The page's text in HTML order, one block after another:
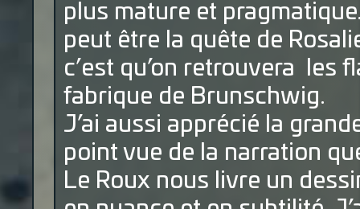
plus mature et
peut être la quête de
c’est qu’on retrouvera les
fabrique de Brunschwig.
J’ai aussi apprécié la
point vue de la narration
Le Roux nous livre un